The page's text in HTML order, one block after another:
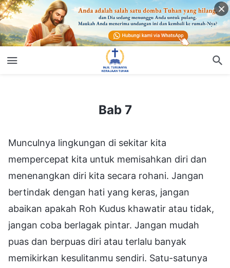
Bab 7
Munculnya lingkungan di sekitar kita
mempercepat kita untuk memisahkan diri dan
menenangkan diri kita secara rohani. Jangan
bertindak dengan hati yang keras, jangan
abaikan apakah Roh Kudus khawatir atau tidak,
jangan coba berlagak pintar. Jangan mudah
puas dan berpuas diri atau terlalu banyak
memikirkan kesulitanmu sendiri. Satu-satunya